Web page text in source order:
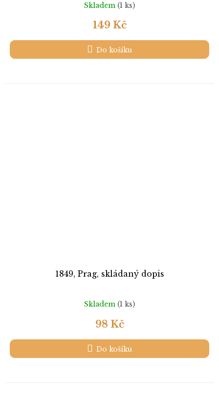
Skladem (1 ks)
149 Kč
Do košíku
1849, Prag, skládaný dopis
Skladem (1 ks)
98 Kč
Do košíku